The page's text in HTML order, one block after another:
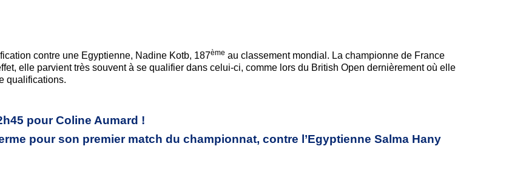
contre une Egyptienne, Nadine Kotb, 187ème au classement mondial. La championne de France
elle parvient très souvent à se qualifier dans celui-ci, comme lors du British Open dernièrement où elle
qualifications.
pour Coline Aumard !
pour son premier match du championnat, contre l’Egyptienne Salma Hany